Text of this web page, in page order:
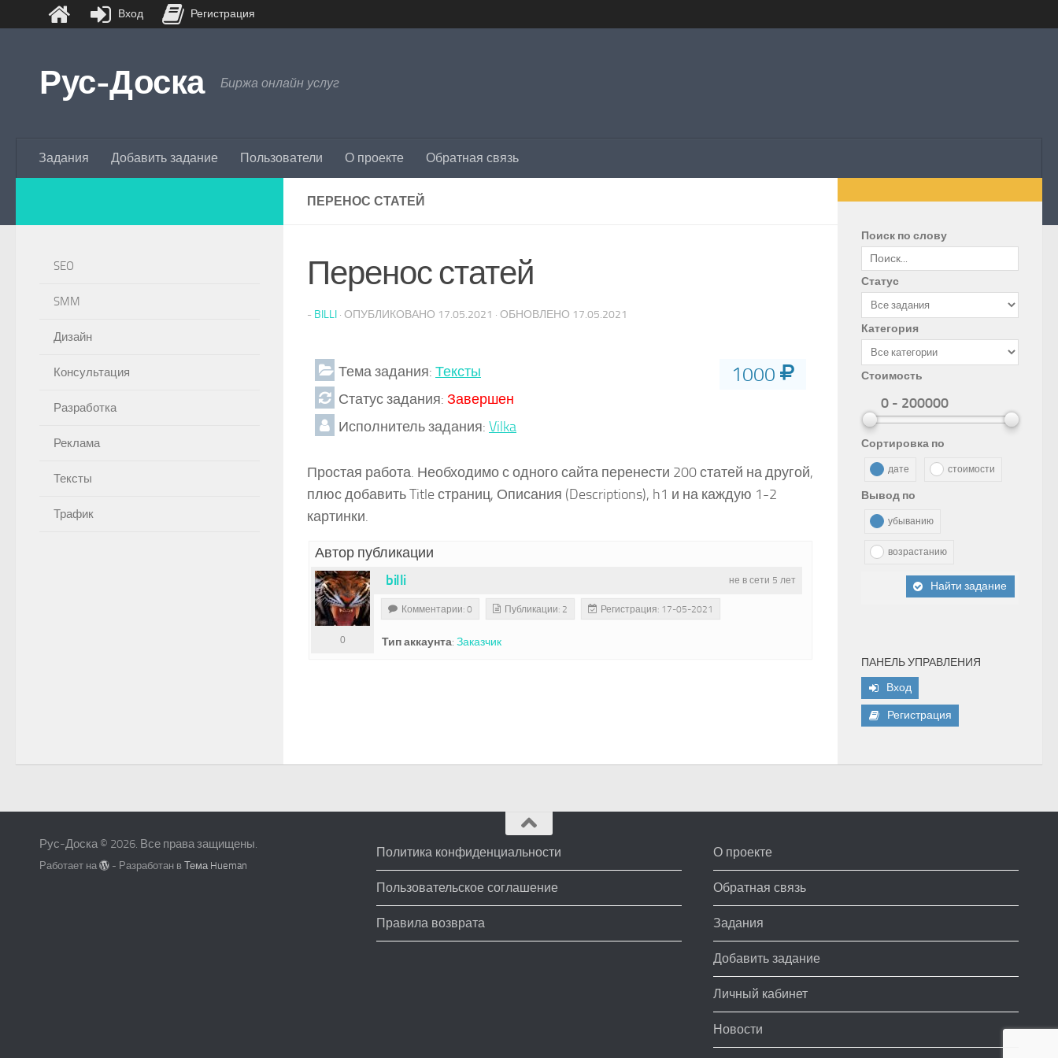
Перейти к содержимому
Рус-Доска Биржа онлайн услуг
Задания Добавить задание Пользователи О проекте Обратная связь
ПЕРЕНОС СТАТЕЙ
Перенос статей
- BILLI · ОПУБЛИКОВАНО 17.05.2021 · ОБНОВЛЕНО 17.05.2021
1000
Тема задания: Тексты
Статус задания: Завершен
Исполнитель задания: Vilka
Простая работа. Необходимо с одного сайта перенести 200 статей на другой,
плюс добавить Title страниц, Описания (Descriptions), h1 и на каждую 1-2
картинки.
Автор публикации
не в сети 5 лет
billi
0
Комментарии: 0 Публикации: 2 Регистрация: 17-05-2021
Тип аккаунта: Заказчик
SEO
SMM
Дизайн
Консультация
Разработка
Реклама
Тексты
Трафик
Поиск по слову
Статус
Категория
Стоимость
0 - 200000
Сортировка по
дате стоимости
Вывод по
убыванию
возрастанию
Найти задание
ПАНЕЛЬ УПРАВЛЕНИЯ
Вход
Регистрация
Рус-Доска © 2026. Все права защищены.
Работает на - Разработан вТема Hueman
Политика конфиденциальности
Пользовательское соглашение
Правила возврата
О проекте
Обратная связь
Задания
Добавить задание
Личный кабинет
Новости
Вход Регистрация